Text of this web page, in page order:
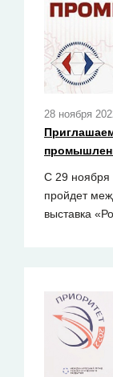
28 ноября
С 29 ноября
пройдет
выставка